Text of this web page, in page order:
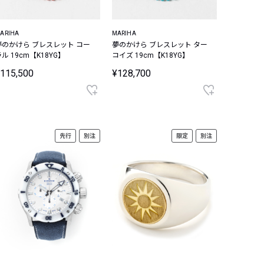
のかけら ブレスレット コー
ル 19cm【K18YG】
MARIHA
夢のかけら ブレスレット ター
コイズ 19cm【K18YG】
¥128,700
先行 別注 限定 別注